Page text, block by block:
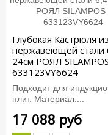
Глубокая Кастрюля из
нержавеющей стали
24см РОЯЛ
633123VY6624
Подходит для
плит. Материал:...
17 088 руб